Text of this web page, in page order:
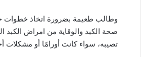
وطالب طعيمة بضرورة اتخاذ خطوات
صحة الكبد والوقاية من امراض الكبد
تصيبه، سواء كانت أورامًا أو مشكلات